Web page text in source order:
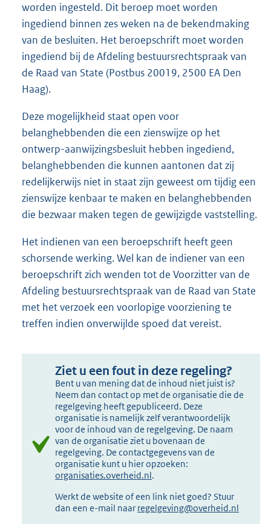
worden ingesteld. Dit beroep moet worden
ingediend binnen zes weken na de bekendmaking
van de besluiten. Het beroepschrift moet worden
ingediend bij de Afdeling bestuursrechtspraak van
de Raad van State (Postbus 20019, 2500 EA Den
Haag).
Deze mogelijkheid staat open voor
belanghebbenden die een zienswijze op het
ontwerp-aanwijzingsbesluit hebben ingediend,
belanghebbenden die kunnen aantonen dat zij
redelijkerwijs niet in staat zijn geweest om tijdig een
zienswijze kenbaar te maken en belanghebbenden
die bezwaar maken tegen de gewijzigde vaststelling.
Het indienen van een beroepschrift heeft geen
schorsende werking. Wel kan de indiener van een
beroepschrift zich wenden tot de Voorzitter van de
Afdeling bestuursrechtspraak van de Raad van State
met het verzoek een voorlopige voorziening te
treffen indien onverwijlde spoed dat vereist.
Ziet u een fout in deze regeling?
Bent u van mening dat de inhoud niet juist is?
Neem dan contact op met de organisatie die de
regelgeving heeft gepubliceerd. Deze
organisatie is namelijk zelf verantwoordelijk
voor de inhoud van de regelgeving. De naam
van de organisatie ziet u bovenaan de
regelgeving. De contactgegevens van de
organisatie kunt u hier opzoeken:
organisaties.overheid.nl.
Werkt de website of een link niet goed? Stuur
dan een e-mail naar regelgeving@overheid.nl